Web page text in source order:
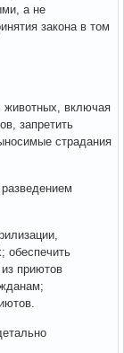
а не
закона в том
животных, включая
запретить
страдания
обеспечить
приютов